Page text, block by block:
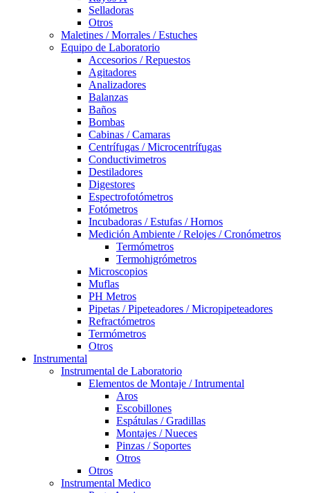
Selladoras
Otros
Maletines / Morrales / Estuches
Equipo de Laboratorio
Accesorios / Repuestos
Agitadores
Analizadores
Balanzas
Baños
Bombas
Cabinas / Camaras
Centrífugas / Microcentrífugas
Conductivimetros
Destiladores
Digestores
Espectrofotómetros
Fotómetros
Incubadoras / Estufas / Hornos
Medición Ambiente / Relojes / Cronómetros
Termómetros
Termohigrómetros
Microscopios
Muflas
PH Metros
Pipetas / Pipeteadores / Micropipeteadores
Refractómetros
Termómetros
Otros
Instrumental
Instrumental de Laboratorio
Elementos de Montaje / Intrumental
Aros
Escobillones
Espátulas / Gradillas
Montajes / Nueces
Pinzas / Soportes
Otros
Otros
Instrumental Medico